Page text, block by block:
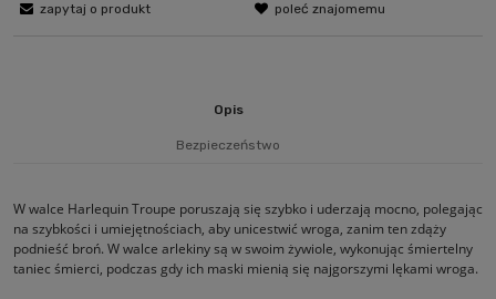
zapytaj o produkt poleć znajomemu
Opis
Bezpieczeństwo
W walce Harlequin Troupe poruszają się szybko i uderzają mocno, polegając
na szybkości i umiejętnościach, aby unicestwić wroga, zanim ten zdąży
podnieść broń. W walce arlekiny są w swoim żywiole, wykonując śmiertelny
taniec śmierci, podczas gdy ich maski mienią się najgorszymi lękami wroga.